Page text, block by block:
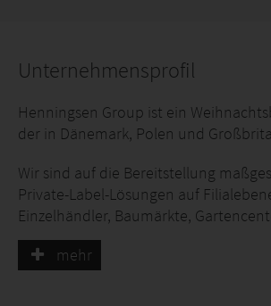
Unternehmensprofil
Henningsen Group ist ein
der in Dänemark, Polen und
Wir sind auf die Bereitstellung
Private-Label-Lösungen auf
Einzelhändler, Baumärkte,
private Gartencenter
in ganz Europa spezialisiert.
mehr